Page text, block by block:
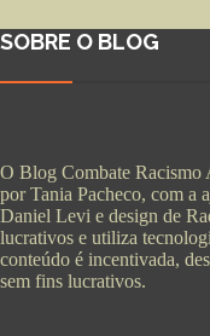
SOBRE O BLOG
O Blog Combate Racismo
por Tania Pacheco, com a
Daniel Levi e design de
lucrativos e utiliza
conteúdo é incentivada,
sem fins lucrativos.